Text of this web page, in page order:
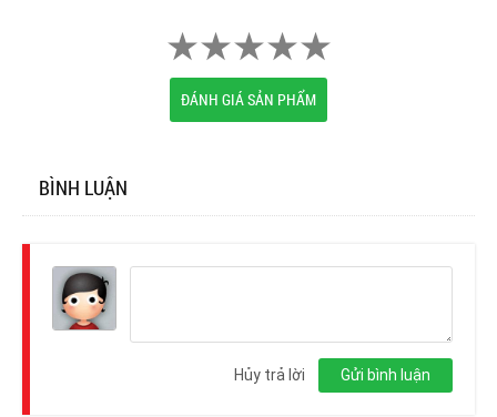
ĐÁNH GIÁ SẢN PHẨM
BÌNH LUẬN
Gửi bình luận
Hủy trả lời